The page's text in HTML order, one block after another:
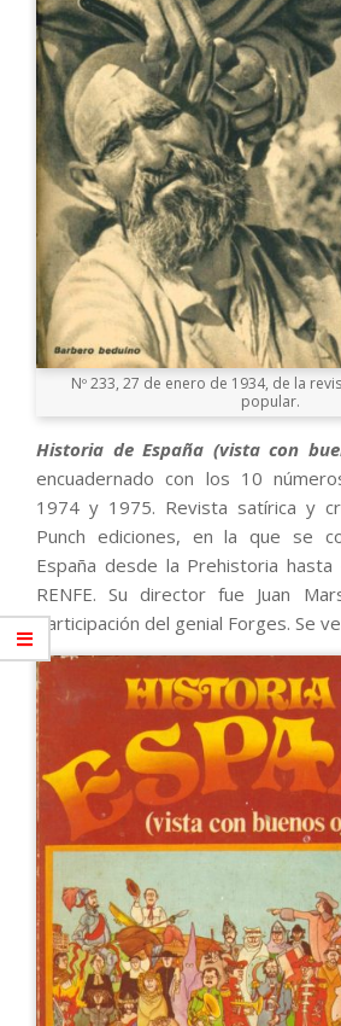
Nº 233, 27 de enero de 1934, de la
popular.
Historia de España (vista con
encuadernado con los 10
1974 y 1975. Revista satírica y
Punch ediciones, en la que se
España desde la Prehistoria
RENFE. Su director fue Juan
participación del genial Forges. Se